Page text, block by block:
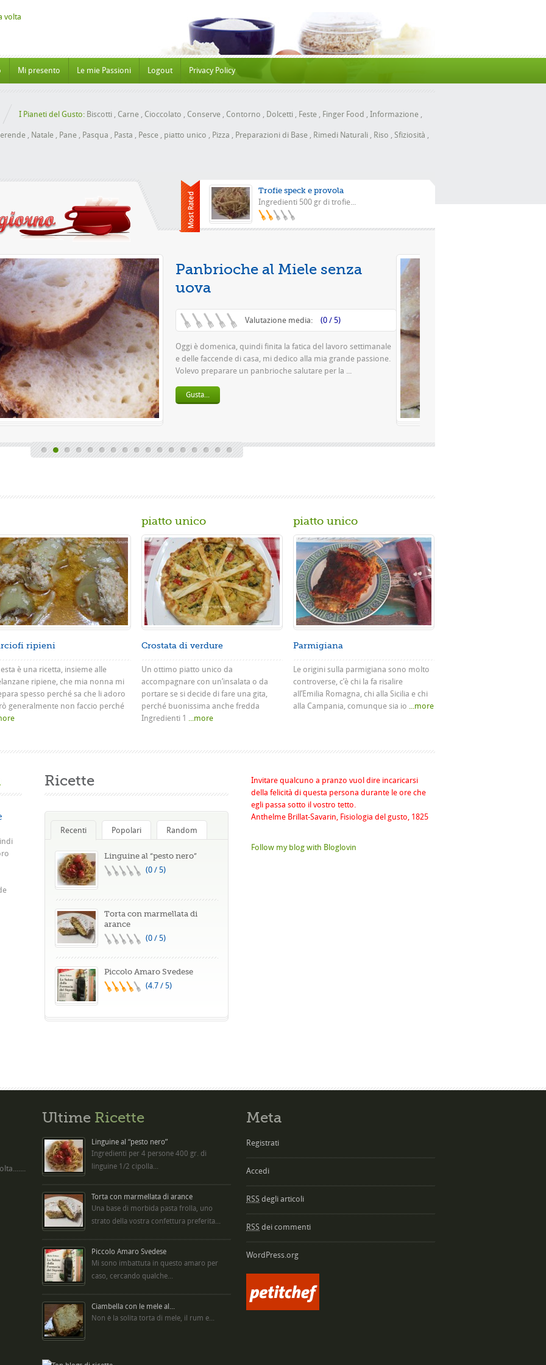
Mi presento Le mie Passioni Logout Privacy Policy
I Pianeti del Gusto: Biscotti , Carne , Cioccolato , Conserve , Contorno , Dolcetti , Feste , Finger Food , Informazione ,
, Natale , Pane , Pasqua , Pasta , Pesce , piatto unico , Pizza , Preparazioni di Base , Rimedi Naturali , Riso , Sfiziosità ,
Trofie speck e provola
Ingredienti 500 gr di trofie...
Pizza con la scarola
Valutazione media:
Questa è una pizza famosissima a Napoli Ingredienti Per la
pasta 500 g di farina rimacinata a pietra 0 10 g di lievito di
ripieni
è una ricetta, insieme alle
ripiene, che mia nonna mi
spesso perché sa che li adoro
generalmente non faccio perché
piatto unico
Crostata di verdure
Un ottimo piatto unico da
accompagnare con un’insalata o da
portare se si decide di fare una gita,
perché buonissima anche fredda
Ingredienti 1 ...more
piatto unico
Parmigiana
Le origini sulla parmigiana sono molto
controverse, c’è chi la fa risalire
all’Emilia Romagna, chi alla Sicilia e chi
alla Campania, comunque sia io ...more
Ricette
Recenti Popolari Random
Linguine al “pesto nero”
(0 / 5)
Torta con marmellata di
arance
(0 / 5)
Piccolo Amaro Svedese
(4.7 / 5)
Invitare qualcuno a pranzo vuol dire incaricarsi
della felicità di questa persona durante le ore che
egli passa sotto il vostro tetto.
Anthelme Brillat-Savarin, Fisiologia del gusto, 1825
Follow my blog with Bloglovin
Ultime Ricette
Linguine al “pesto nero”
Ingredienti per 4 persone 400 gr. di
linguine 1/2 cipolla...
Torta con marmellata di arance
Una base di morbida pasta frolla, uno
strato della vostra confettura preferita...
Piccolo Amaro Svedese
Mi sono imbattuta in questo amaro per
caso, cercando qualche...
Ciambella con le mele al...
Non è la solita torta di mele, il rum e...
Meta
Registrati
Accedi
RSS degli articoli
RSS dei commenti
WordPress.org